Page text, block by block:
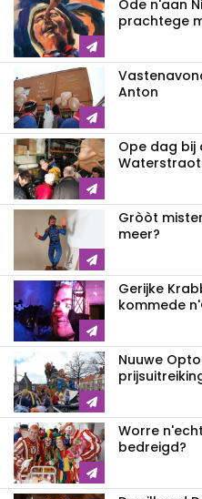
Ode n'aan
prachtege
Anton
Ope dag bij
Gròòt
meer?
Gerijke
kommede
Nuuwe
Worre
bedreigd?